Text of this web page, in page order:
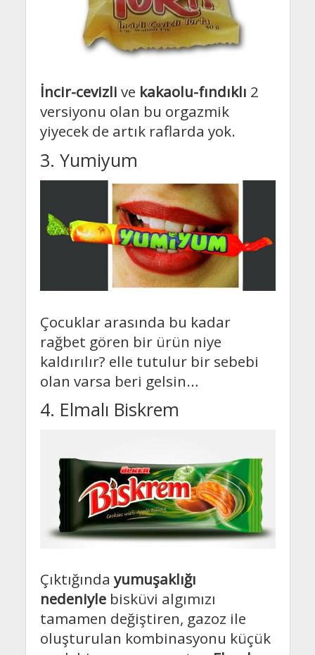
İncir-cevizli ve kakaolu-fındıklı 2
versiyonu olan bu orgazmik
yiyecek de artık raflarda yok.
3. Yumiyum
Çocuklar arasında bu kadar
rağbet gören bir ürün niye
kaldırılır? elle tutulur bir sebebi
olan varsa beri gelsin…
4. Elmalı Biskrem
Çıktığındayumuşaklığı
nedeniylebisküvi algımızı
tamamen değiştiren, gazoz ile
oluşturulan kombinasyonu küçük